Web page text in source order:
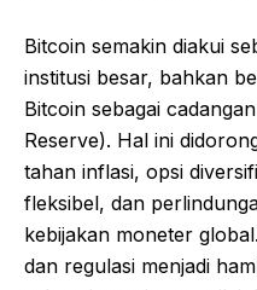
Bitcoin semakin diakui
institusi besar, bahkan
Bitcoin sebagai
Reserve). Hal ini
tahan inflasi, opsi
fleksibel, dan
kebijakan moneter
dan regulasi menjadi